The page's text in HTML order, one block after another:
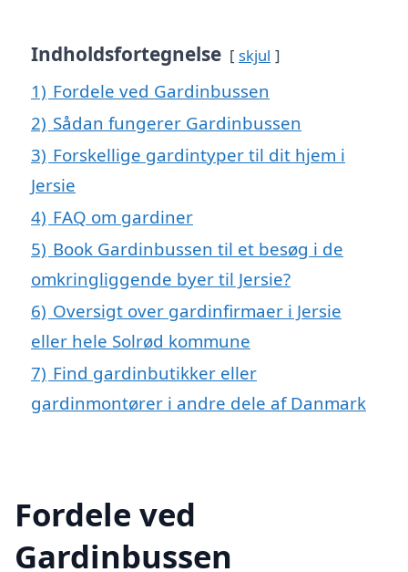
Indholdsfortegnelse skjul
1) Fordele ved Gardinbussen
2) Sådan fungerer Gardinbussen
3) Forskellige gardintyper til dit hjem i
Jersie
4) FAQ om gardiner
5) Book Gardinbussen til et besøg i de
omkringliggende byer til Jersie?
6) Oversigt over gardinfirmaer i Jersie
eller hele Solrød kommune
7) Find gardinbutikker eller
gardinmontører i andre dele af Danmark
Fordele ved
Gardinbussen